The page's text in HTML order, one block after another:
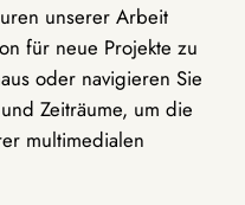
unserer Arbeit
für neue Projekte zu
oder navigieren Sie
Zeiträume, um die
multimedialen